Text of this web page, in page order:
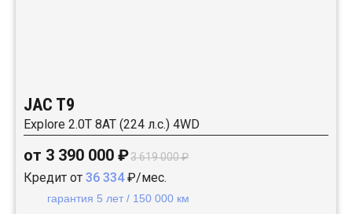
JAC T9
Explore 2.0T 8AT (224 л.с.) 4WD
от 3 390 000 ₽3 619 000 ₽
Кредит от 36 334₽/мес.
гарантия 5 лет / 150 000 км